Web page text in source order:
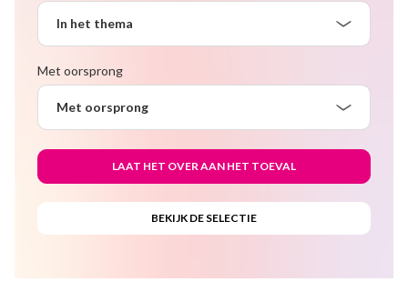
In het thema
Met oorsprong
Met oorsprong